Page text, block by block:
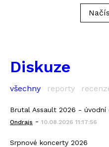
Diskuze
všechny reporty
Brutal Assault 2026 - úvodní
Ondrajs - 10.08.2026 11:17:56
Srpnové koncerty 2026